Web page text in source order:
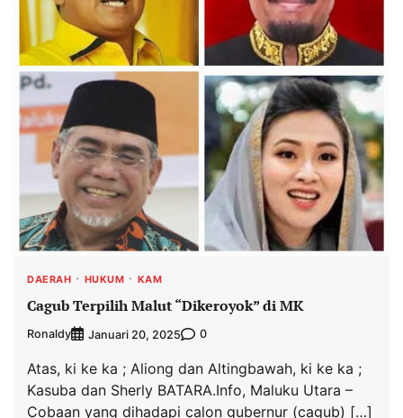
DAERAH HUKUM KAM
Cagub Terpilih Malut “Dikeroyok” di MK
Ronaldy Januari 20, 2025 0
Atas, ki ke ka ; Aliong dan Altingbawah, ki ke ka ;
Kasuba dan Sherly BATARA.Info, Maluku Utara –
Cobaan yang dihadapi calon gubernur (cagub) […]